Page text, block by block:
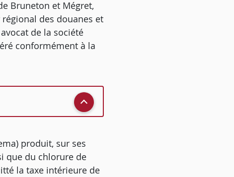
Bruneton et Mégret,
des douanes et
de la société
conformément à la
produit, sur ses
que du chlorure de
la taxe intérieure de